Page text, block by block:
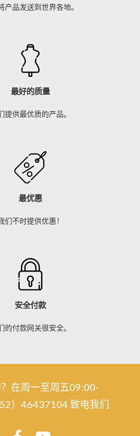
产品发送到世界各地。
最好的质量
提供最优质的产品。
最优惠
们不时提供优惠！
安全付款
的付款网关很安全。
在周一至周五09:00-
）46437104 致电我们